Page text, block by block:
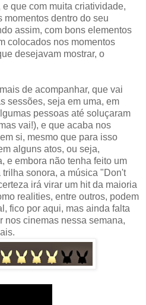
que com muita criatividade,
momentos dentro do seu
assim, com bons elementos
colocados nos momentos
desejavam mostrar, o
de acompanhar, que vai
sessões, seja em uma, em
pessoas até soluçaram
vai!), e que acaba nos
si, mesmo que para isso
alguns atos, ou seja,
e embora não tenha feito um
sonora, a música "Don't
irá virar um hit da maioria
realities, entre outros, podem
fico por aqui, mas ainda falta
nos cinemas nessa semana,